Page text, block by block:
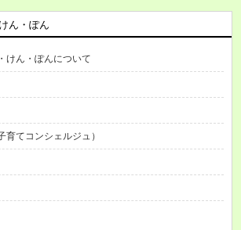
ん・ぽん
けん・ぽんについて
育てコンシェルジュ）